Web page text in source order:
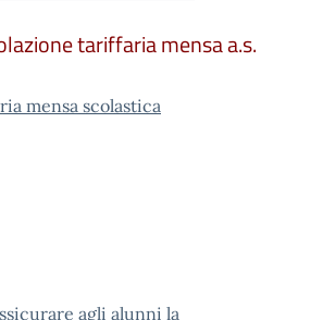
tariffaria mensa a.s.
mensa scolastica
agli alunni la